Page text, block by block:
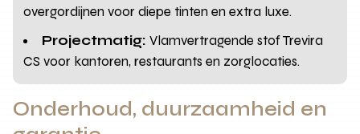
overgordijnen voor diepe tinten en extra luxe.
Projectmatig: Vlamvertragende stof Trevira
CS voor kantoren, restaurants en zorglocaties.
Onderhoud, duurzaamheid en